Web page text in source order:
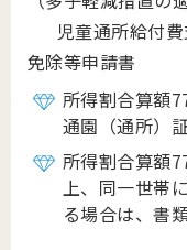
児童通所給付費
免除等申請書
所得割合算額
通園（通所）
所得割合算額
上、同一世帯
る場合は、書